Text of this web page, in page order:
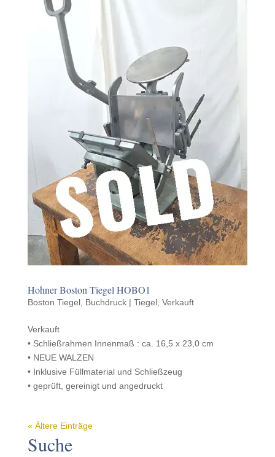
Hohner Boston Tiegel HOBO1
Boston Tiegel, Buchdruck | Tiegel, Verkauft
Verkauft
• Schließrah­men Innen­maß : ca. 16,5 x 23,0 cm
• NEUE WALZEN
• Inklu­sive Füll­ma­te­r­ial und Schließzeug
• geprüft, gere­inigt und angedruckt
« Ältere Einträge
Suche